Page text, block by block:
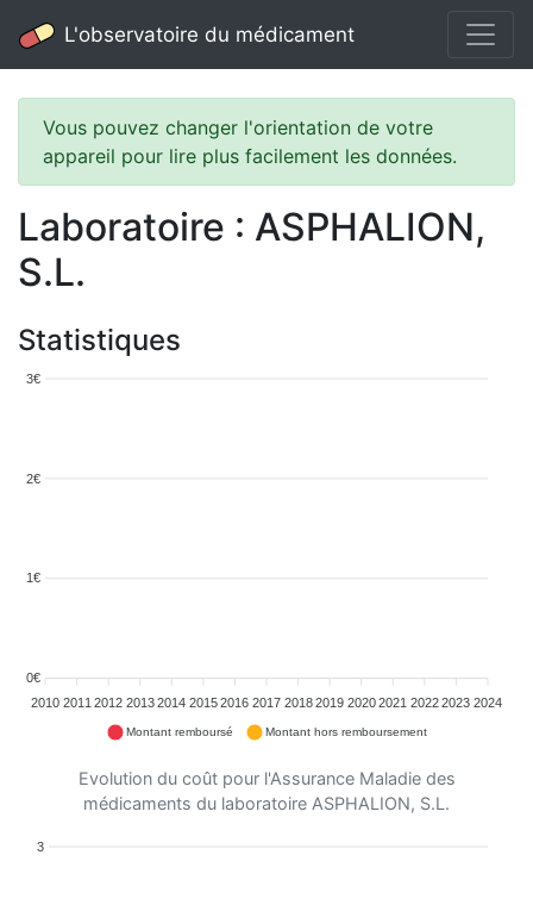
L'observatoire du médicament
Vous pouvez changer l'orientation de votre
appareil pour lire plus facilement les données.
Laboratoire : ASPHALION,
S.L.
Statistiques
3€
2€
1€
0€
2010 2011 2012 2013 2014 2015 2016 2017 2018 2019 2020 2021 2022 2023 2024
Montant remboursé Montant hors remboursement
Evolution du coût pour l'Assurance Maladie des
médicaments du laboratoire ASPHALION, S.L.
3